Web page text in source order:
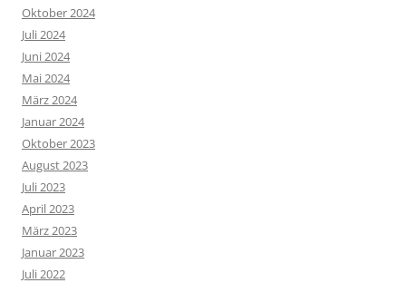
Oktober 2024
Juli 2024
Juni 2024
Mai 2024
März 2024
Januar 2024
Oktober 2023
August 2023
Juli 2023
April 2023
März 2023
Januar 2023
Juli 2022